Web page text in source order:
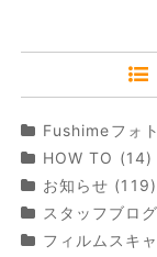
Fushimeフォト
HOW TO (14)
お知らせ (119)
スタッフブログ
フィルムスキ